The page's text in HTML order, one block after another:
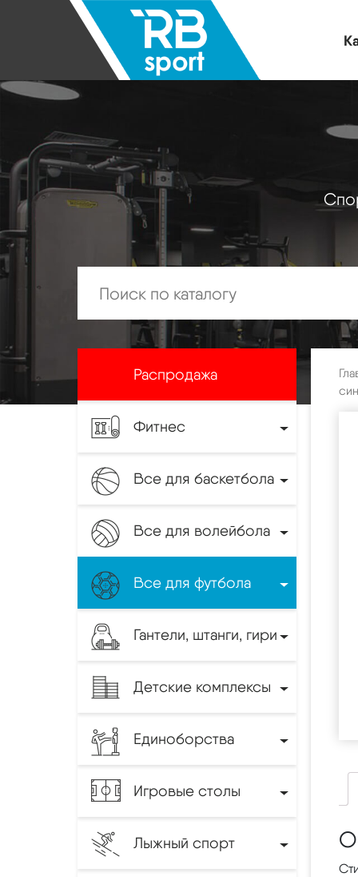
Распродажа
Фитнес
Все для баскетбола
Все для волейбола
Все для футбола
Гантели, штанги, гири
Детские комплексы
Единоборства
Игровые столы
Лыжный спорт